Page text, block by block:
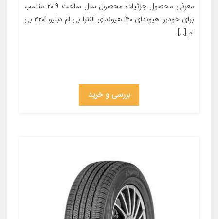
معرفی محصول جزئیات محصول سال ساخت ۲۰۱۹ مناسب
برای خودرو هیوندای i۳۰ هیوندای النترا بی ام دبلیو ۳۲۰i بی
ام […]
بررسی و خرید